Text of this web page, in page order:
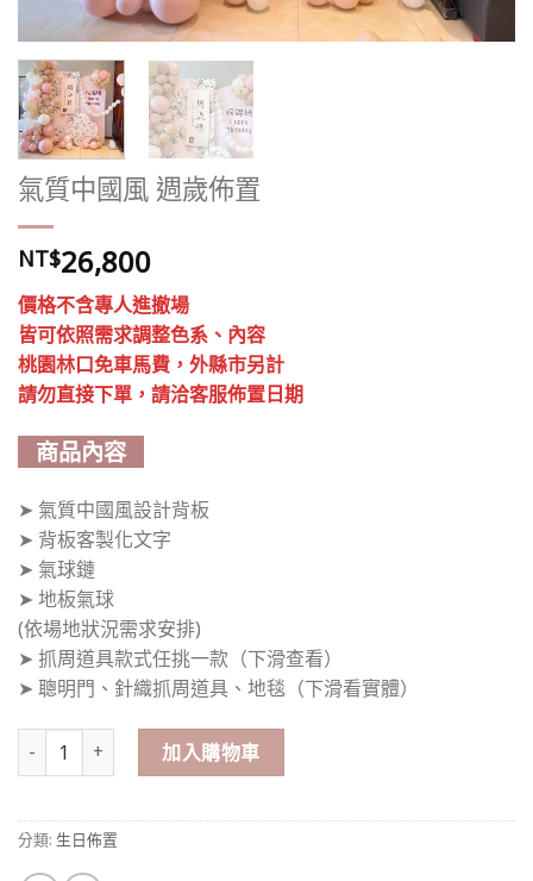
氣質中國風 週歲佈置
NT$26,800
價格不含專人進撤場
皆可依照需求調整色系、內容
桃園林口免車馬費，外縣市另計
請勿直接下單，請洽客服佈置日期
商品內容
➤ 氣質中國風設計背板
➤ 背板客製化文字
➤ 氣球鏈
➤ 地板氣球
(依場地狀況需求安排)
➤ 抓周道具款式任挑一款（下滑查看）
➤ 聰明門、針織抓周道具、地毯（下滑看實體）
氣質中國風 週歲佈置 數量加入購物車
分類: 生日佈置